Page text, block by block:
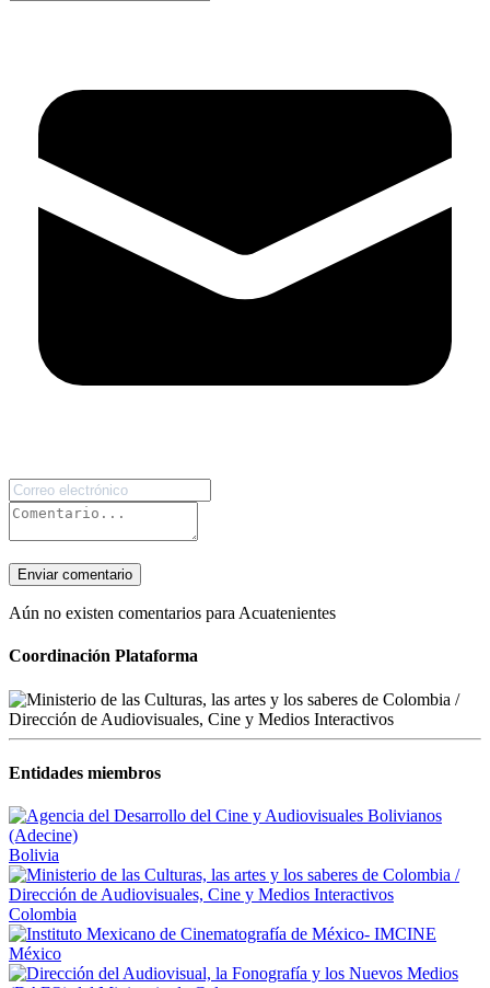
Enviar comentario
Aún no existen comentarios para Acuatenientes
Coordinación Plataforma
Entidades miembros
Bolivia
Colombia
México